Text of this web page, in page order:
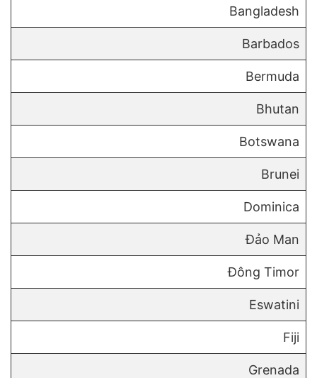
Bangladesh
Barbados
Bermuda
Bhutan
Botswana
Brunei
Dominica
Đảo Man
Đông Timor
Eswatini
Fiji
Grenada